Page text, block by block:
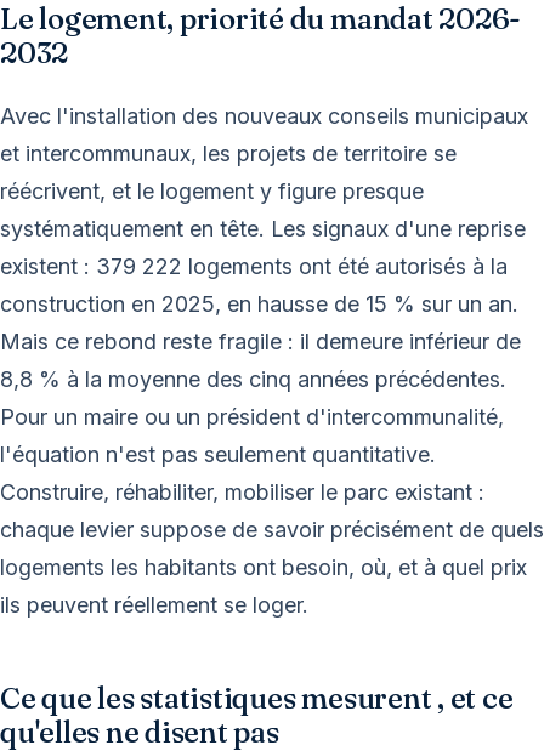
Le logement, priorité du mandat 2026-
2032
Avec l'installation des nouveaux conseils municipaux
et intercommunaux, les projets de territoire se
réécrivent, et le logement y figure presque
systématiquement en tête. Les signaux d'une reprise
existent : 379 222 logements ont été autorisés à la
construction en 2025, en hausse de 15 % sur un an.
Mais ce rebond reste fragile : il demeure inférieur de
8,8 % à la moyenne des cinq années précédentes.
Pour un maire ou un président d'intercommunalité,
l'équation n'est pas seulement quantitative.
Construire, réhabiliter, mobiliser le parc existant :
chaque levier suppose de savoir précisément de quels
logements les habitants ont besoin, où, et à quel prix
ils peuvent réellement se loger.
Ce que les statistiques mesurent , et ce
qu'elles ne disent pas